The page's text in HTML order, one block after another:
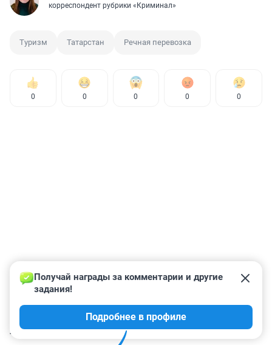
корреспондент рубрики «Криминал»
Туризм Татарстан Речная перевозка
0 0 0 0 0
КОММЕНТАРИИ 12
Получай награды за комментарии и другие
задания!
Подробнее в профиле